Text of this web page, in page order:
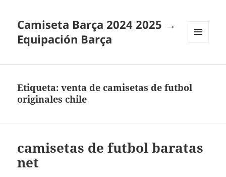
Camiseta Barça 2024 2025 →
Equipación Barça
Etiqueta:venta de camisetas de futbol
originales chile
camisetas de futbol baratas
net